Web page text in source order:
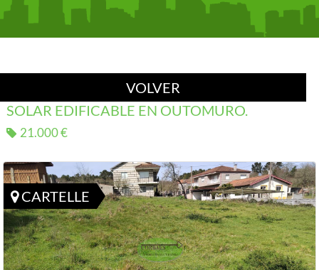
VOLVER
SOLAR EDIFICABLE EN OUTOMURO.
21.000 €
CARTELLE